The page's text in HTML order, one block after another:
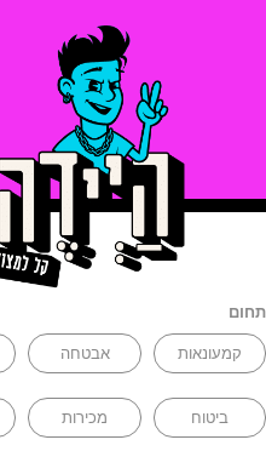
תחום
קמעונאות אבטחה
ביטוח מכירות